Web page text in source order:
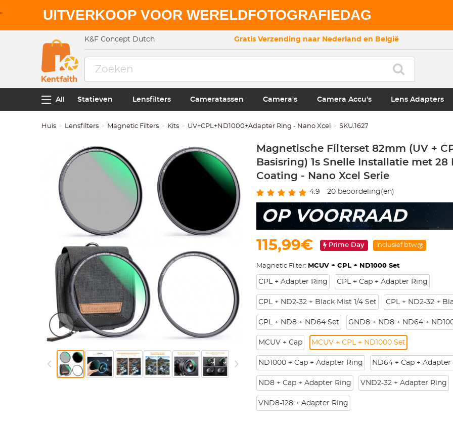
" UITVERKOOP VOOR WERELDFOTOGRAFIEDAG
K&F Concept Dutch Gratis Verzending naar Nederland en België
All Statieven Lensfilters Cameratassen Camera's Camera Accu's Lens Adapters
Huis Lensfilters Magnetic Filters Kits UV+CPL+ND1000+Adapter Ring - Nano Xcel SKU.1627
Magnetische Filterset 82mm (UV +
Basisring) 1s Snelle Installatie met 28
Coating - Nano Xcel Serie
4.9 20beoordeling(en)
OP VOORRAAD
115,99€ Prime Day inclusief btw
Magnetic Filter: MCUV + CPL + ND1000 Set
CPL + Adapter Ring CPL + Cap + Adapter Ring
CPL + ND2-32 + Black Mist 1/4 Set CPL + ND2-32 +
CPL + ND8 + ND64 Set GND8 + ND8 + ND64 +
MCUV + Cap MCUV + CPL + ND1000 Set
ND1000 + Cap + Adapter Ring ND64 + Cap + Adapter
ND8 + Cap + Adapter Ring VND2-32 + Adapter Ring
VND8-128 + Adapter Ring